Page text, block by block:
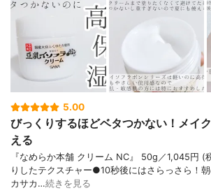
5.00
びっくりするほどベタつかない！メイ
える
『なめらか本舗 クリーム NC』 50g／1,045円 (
りしたテクスチャー●10秒後にはさらっさら！
カサカ…続きを見る